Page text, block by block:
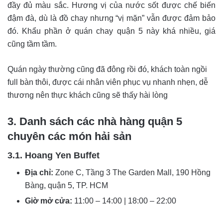
đầy đủ màu sắc. Hương vị của nước sốt được chế biến
đậm đà, dù là đồ chay nhưng “vị mặn” vẫn được đảm bảo
đó. Khẩu phần ở quán chay quận 5 này khá nhiều, giá
cũng tầm tầm.
Quán ngày thường cũng đã đông rồi đó, khách toàn ngồi
full bàn thôi, được cái nhân viên phục vụ nhanh nhẹn, dễ
thương nên thực khách cũng sẽ thấy hài lòng
3. Danh sách các nhà hàng quận 5
chuyên các món hải sản
3.1. Hoang Yen Buffet
Địa chỉ: Zone C, Tầng 3 The Garden Mall, 190 Hồng
Bàng, quận 5, TP. HCM
Giờ mở cửa: 11:00 – 14:00 | 18:00 – 22:00